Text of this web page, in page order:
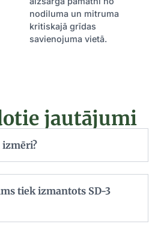
nodiluma un mitruma
kritiskajā grīdas
savienojuma vietā.
jautājumi
izmēri?
tiek izmantots SD-3